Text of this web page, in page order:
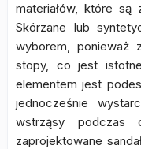
materiałów, które są
Skórzane lub
wyborem, ponieważ
stopy, co jest
elementem jest
jednocześnie
wstrząsy podczas
zaprojektowane